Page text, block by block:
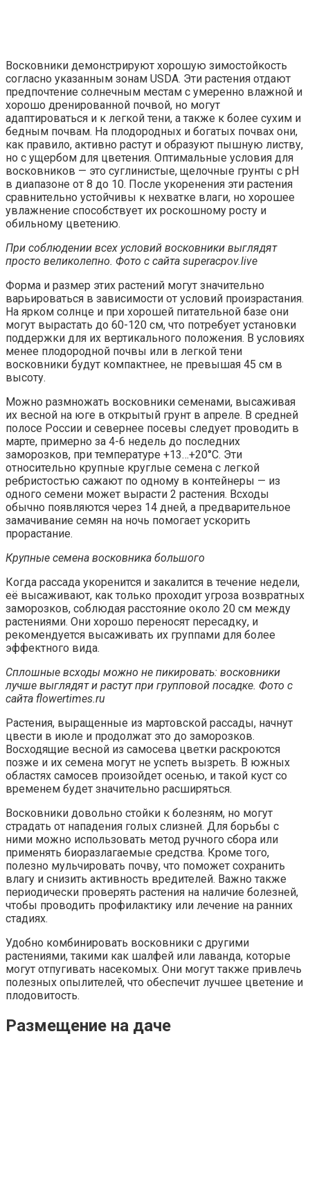
Восковники демонстрируют хорошую зимостойкость
согласно указанным зонам USDA. Эти растения отдают
предпочтение солнечным местам с умеренно влажной и
хорошо дренированной почвой, но могут
адаптироваться и к легкой тени, а также к более сухим и
бедным почвам. На плодородных и богатых почвах они,
как правило, активно растут и образуют пышную листву,
но с ущербом для цветения. Оптимальные условия для
восковников — это суглинистые, щелочные грунты с pH
в диапазоне от 8 до 10. После укоренения эти растения
сравнительно устойчивы к нехватке влаги, но хорошее
увлажнение способствует их роскошному росту и
обильному цветению.
При соблюдении всех условий восковники выглядят
просто великолепно. Фото с сайта superacpov.live
Форма и размер этих растений могут значительно
варьироваться в зависимости от условий произрастания.
На ярком солнце и при хорошей питательной базе они
могут вырастать до 60-120 см, что потребует установки
поддержки для их вертикального положения. В условиях
менее плодородной почвы или в легкой тени
восковники будут компактнее, не превышая 45 см в
высоту.
Можно размножать восковники семенами, высаживая
их весной на юге в открытый грунт в апреле. В средней
полосе России и севернее посевы следует проводить в
марте, примерно за 4-6 недель до последних
заморозков, при температуре +13…+20°C. Эти
относительно крупные круглые семена с легкой
ребристостью сажают по одному в контейнеры — из
одного семени может вырасти 2 растения. Всходы
обычно появляются через 14 дней, а предварительное
замачивание семян на ночь помогает ускорить
прорастание.
Крупные семена восковника большого
Когда рассада укоренится и закалится в течение недели,
её высаживают, как только проходит угроза возвратных
заморозков, соблюдая расстояние около 20 см между
растениями. Они хорошо переносят пересадку, и
рекомендуется высаживать их группами для более
эффектного вида.
Сплошные всходы можно не пикировать: восковники
лучше выглядят и растут при групповой посадке. Фото с
сайта flowertimes.ru
Растения, выращенные из мартовской рассады, начнут
цвести в июле и продолжат это до заморозков.
Восходящие весной из самосева цветки раскроются
позже и их семена могут не успеть вызреть. В южных
областях самосев произойдет осенью, и такой куст со
временем будет значительно расширяться.
Восковники довольно стойки к болезням, но могут
страдать от нападения голых слизней. Для борьбы с
ними можно использовать метод ручного сбора или
применять биоразлагаемые средства. Кроме того,
полезно мульчировать почву, что поможет сохранить
влагу и снизить активность вредителей. Важно также
периодически проверять растения на наличие болезней,
чтобы проводить профилактику или лечение на ранних
стадиях.
Удобно комбинировать восковники с другими
растениями, такими как шалфей или лаванда, которые
могут отпугивать насекомых. Они могут также привлечь
полезных опылителей, что обеспечит лучшее цветение и
плодовитость.
Размещение на даче